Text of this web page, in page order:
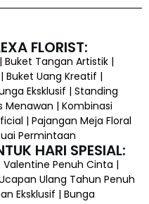
FLORIST:
Buket Tangan Artistik |
Buket Uang Kreatif |
Eksklusif | Standing
Menawan | Kombinasi
| Pajangan Meja Floral
Permintaan
HARI SPESIAL:
Valentine Penuh Cinta |
Ulang Tahun Penuh
Eksklusif | Bunga